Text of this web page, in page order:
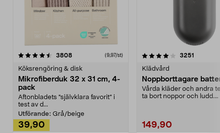
3808recensioner (9,97/st)
Köksrengöring & disk
Mikrofiberduk 32 x 31 cm, 4-
pack
Aftonbladets "självklara favorit” i
test av d...
Utförande: Grå/beige
39,90
4.0av 5 stjärnor 3251
Klädvård
Noppborttagare
Vårda kläder och andra
ta bort noppor och ludd.
149,90
4.5av 5 stjärnor